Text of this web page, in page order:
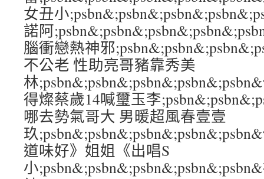
女丑小
諾阿
腦衝戀熱神邪
不公老 性助亮哥豬靠秀美
林
得燦蔡歲14喊璽玉李
哪去勢氣哥大 男暖超風春壹壹
玖
道味好》姐姐《出唱S
小